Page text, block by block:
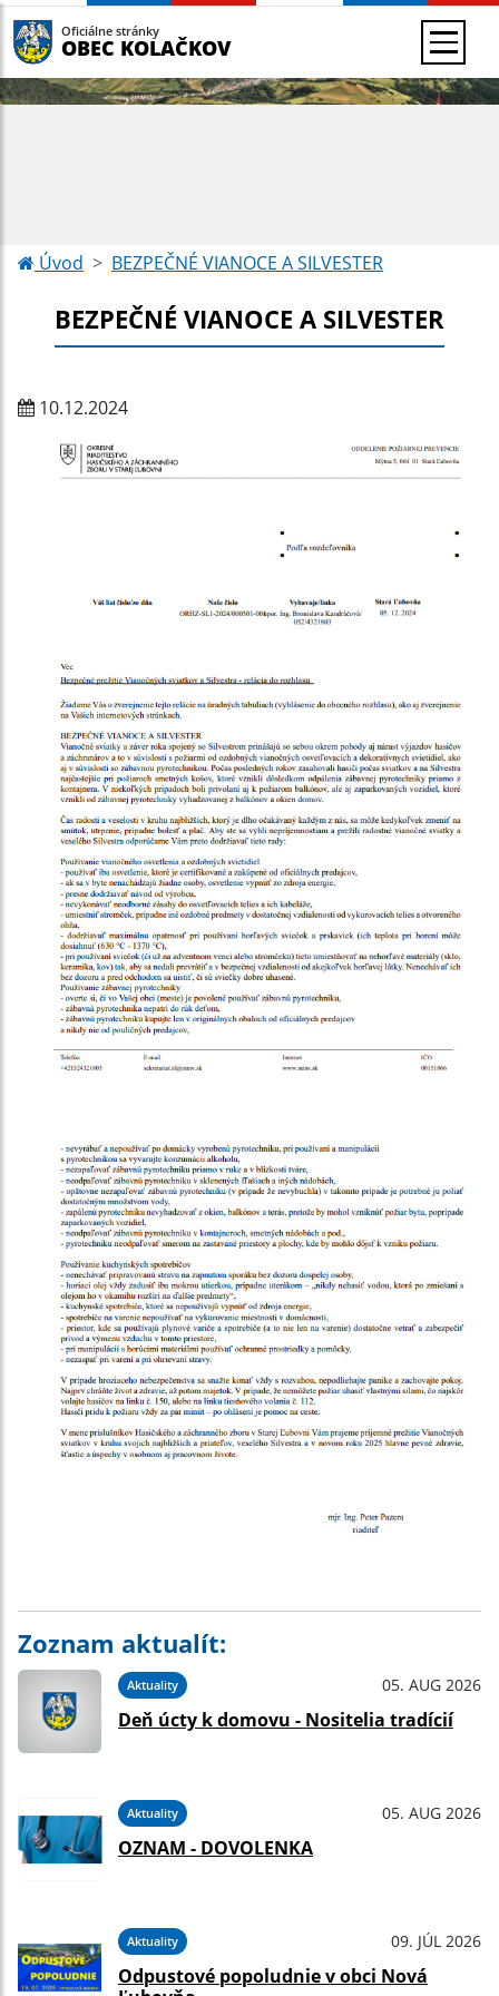
Oficiálne stránky
OBEC KOLAČKOV
Úvod BEZPEČNÉ VIANOCE A SILVESTER
BEZPEČNÉ VIANOCE A SILVESTER
10.12.2024
Zoznam aktualít:
Aktuality 05. AUG 2026
Deň úcty k domovu - Nositelia tradícií
Aktuality 05. AUG 2026
OZNAM - DOVOLENKA
Aktuality 09. JÚL 2026
Odpustové popoludnie v obci Nová